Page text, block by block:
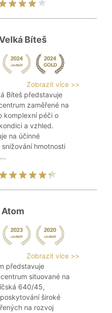
Bíteš
Zobrazit více >>
Bíteš představuje
zaměřené na
komplexní péči o
a vzhled.
na účinné
hmotnosti
Zobrazit více >>
představuje
situované na
640/45,
široké
na rozvoj